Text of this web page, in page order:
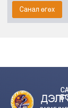
Санал өгөх